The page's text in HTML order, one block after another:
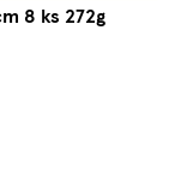
8 ks 272g